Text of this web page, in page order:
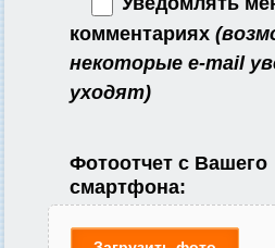
комментариях
некоторые e-mail
уходят)
Фотоотчет с Вашего
смартфона: